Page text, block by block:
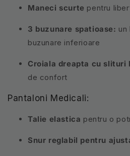
Maneci scurte pentru
3 buzunare spatioase: un
buzunare inferioare
Croiala dreapta cu slituri
de confort
Pantaloni Medicali:
Talie elastica pentru o
Snur reglabil pentru